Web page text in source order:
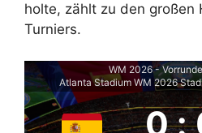
holte, zählt zu den großen
Turniers.
WM 2026 - Vorrunde
Atlanta Stadium WM 2026
0: